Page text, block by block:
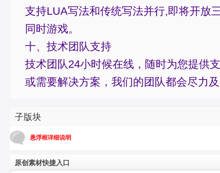
支持LUA写法和传统写法并行,即将开放
同时游戏。
十、技术团队支持
技术团队24小时候在线，随时为您提供
或需要解决方案，我们的团队都会尽力
子版块
悬浮框详细说明
原创素材快捷入口